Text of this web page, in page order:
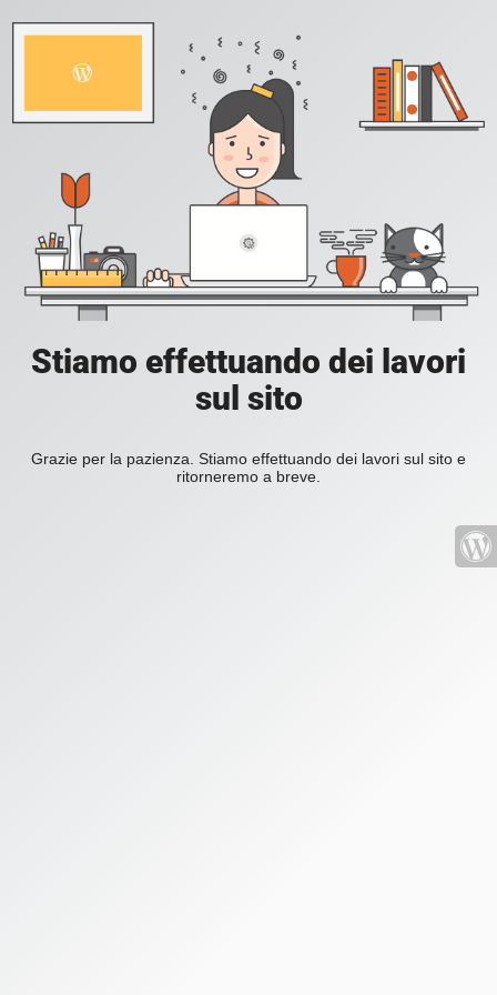
Stiamo effettuando dei lavori
sul sito
Grazie per la pazienza. Stiamo effettuando dei lavori sul sito e
ritorneremo a breve.